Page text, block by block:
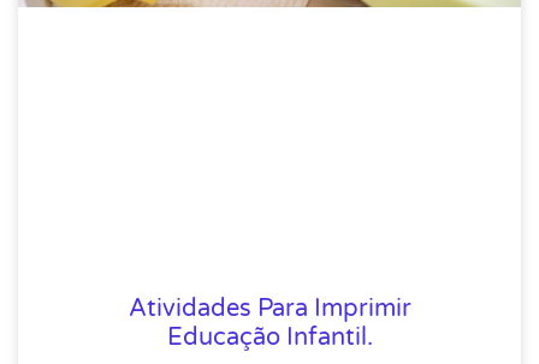
Atividades Para Imprimir
Educação Infantil.